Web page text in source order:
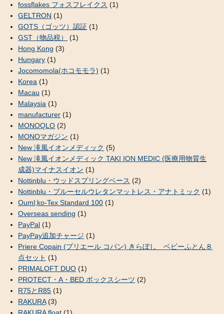
fossflakes フォスフレイクス (1)
GELTRON (1)
GOTS（ゴッツ）認証 (1)
GST（物品税）
(1)
Hong Kong (3)
Hungary (1)
Jocomomola(ホコモモラ) (1)
Korea (1)
Macau (1)
Malaysia (1)
manufacturer (1)
MONOQLO (2)
MONOマガジン (1)
New 滝風イオンメディック (5)
New 滝風イオンメディック TAKI ION MEDIC (医療用物質生
成器)マイナスイオン (1)
Nottinblu・ウッドスプリングベース (2)
Nottinblu・ブルーセルウレタンマットレス・アナトミック (1)
Ouml;ko-Tex Standard 100 (1)
Overseas sending (1)
PayPal (1)
PayPay追加チャージ (1)
Priere Copain (プリエール コパン) きらぼし ベビーふとん８
点セット (1)
PRIMALOFT DUO (1)
PROTECT・A・BED ボックスシーツ (2)
R75とR85 (1)
RAKURA(3)